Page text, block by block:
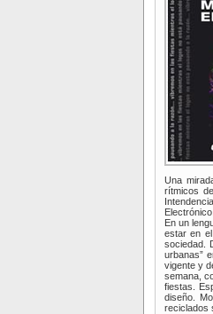
Una
rítmicos
Electrónico.
En un
estar en
sociedad.
urbanas”
vigente y
semana,
fiestas.
diseño.
reciclados